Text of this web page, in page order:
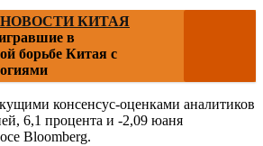
НОВОСТИ КИТАЯ
в
борьбе Китая с
консенсус-оценками аналитиков
6,1 процента и -2,09 юаня
Bloomberg.